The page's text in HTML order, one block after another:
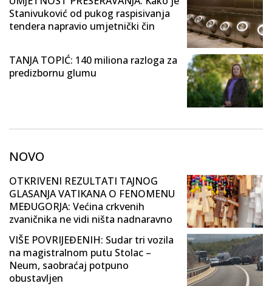
Stanivuković od pukog raspisivanja
tendera napravio umjetnički čin
TANJA TOPIĆ: 140 miliona razloga za
predizbornu glumu
NOVO
OTKRIVENI REZULTATI TAJNOG
GLASANJA VATIKANA O FENOMENU
MEĐUGORJA: Većina crkvenih
zvaničnika ne vidi ništa nadnaravno
VIŠE POVRIJEĐENIH: Sudar tri vozila
na magistralnom putu Stolac –
Neum, saobraćaj potpuno
obustavljen